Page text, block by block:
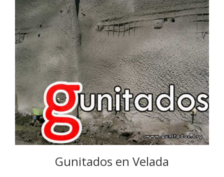
Gunitados en Velada